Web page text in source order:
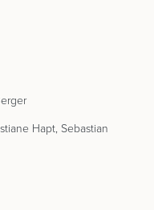
Hapt, Sebastian